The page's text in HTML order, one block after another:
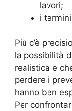
lavori;
i
Più c’è
la possibilità
realistica e
perdere i
hanno ben
Per